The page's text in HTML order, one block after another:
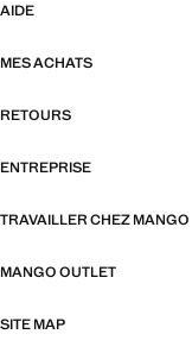
AIDE
MES ACHATS
RETOURS
ENTREPRISE
TRAVAILLER CHEZ MANGO
MANGO OUTLET
SITE MAP